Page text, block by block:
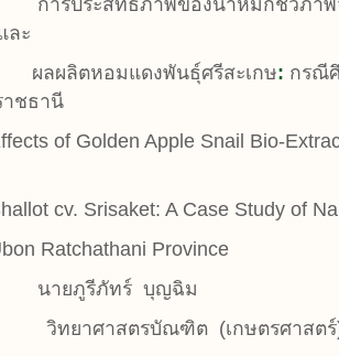
การประสิทธิภาพของน้ำหมักชีวภาพ
ละ
อมแดงพันธุ์ศรีสะเกษ: กรณี
าชธานี
Golden Apple Snail Bio-Extract
Srisaket: A Case Study of
Province
นายภูรีภัทร์ บุญฉิม
า วิทยาศาสตรบัณฑิต (เกษตรศาสต